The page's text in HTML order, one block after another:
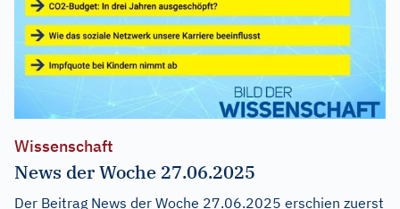
Wissenschaft
News der Woche 27.06.2025
Der Beitrag News der Woche 27.06.2025 erschien zuerst